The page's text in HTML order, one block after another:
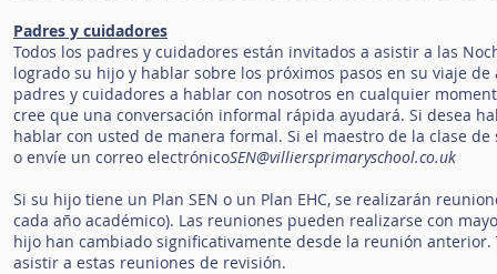
Padres y cuidadores
Todos los padres y cuidadores están invitados a asistir a las
logrado su hijo y hablar sobre los próximos pasos en su viaje
padres y cuidadores a hablar con nosotros en cualquier
cree que una conversación informal rápida ayudará. Si desea
hablar con usted de manera formal. Si el maestro de la clase
o envíe un correo electrónicoSEN@villiersprimaryschool.co.uk
Si su hijo tiene un Plan SEN o un Plan EHC, se realizarán
cada año académico). Las reuniones pueden realizarse con
hijo han cambiado significativamente desde la reunión
asistir a estas reuniones de revisión.